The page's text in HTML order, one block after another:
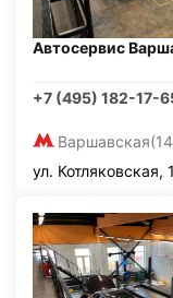
Автосервис
+7 (495) 182-17-
Варшавская
ул. Котляковская,